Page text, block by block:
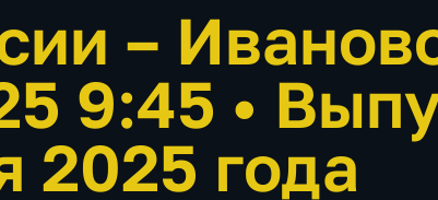
–
9:45 •
2025 года